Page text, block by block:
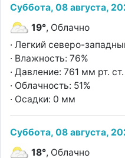
Суббота, 08 августа,
19°, Облачно
· Легкий северо-
· Влажность: 76%
· Давление: 761 мм рт. ст.
· Облачность: 51%
· Осадки: 0 мм
Суббота, 08 августа,
18°, Облачно